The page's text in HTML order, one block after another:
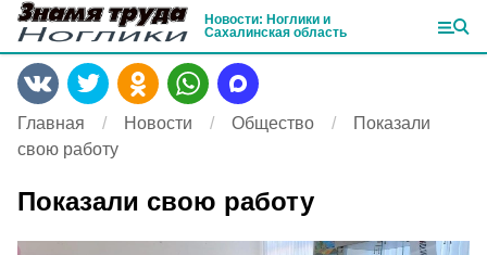
Новости: Ноглики и
Сахалинская область
Главная Новости Общество
Показали
свою работу
Показали свою работу